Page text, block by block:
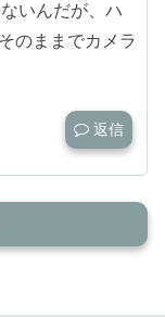
いんだが、ハ
のままでカメラ
返信